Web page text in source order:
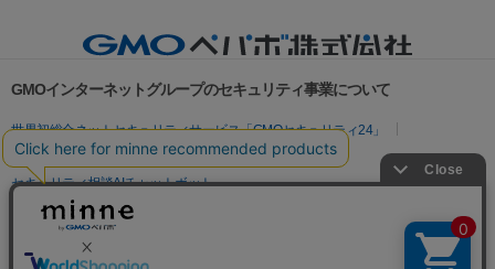
GMOインターネットグループのセキュリティ事業について
世界初総合ネットセキュリティサービス「GMOセキュリティ24」
パスワード漏洩診断
Webサイトリスク診断
セキュリティ相談AIチャットボット
実在証明・盗聴対策
サイバー攻撃対策（GMO Flatt Security）